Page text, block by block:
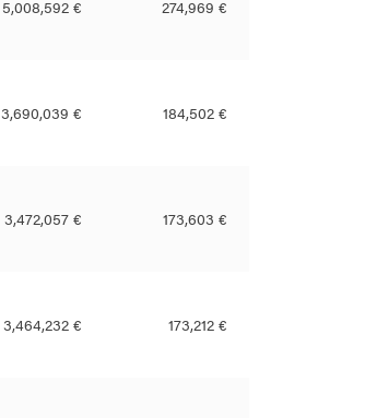
5,008,592 € 274,969 €
3,690,039 € 184,502 €
3,472,057 € 173,603 €
3,464,232 € 173,212 €